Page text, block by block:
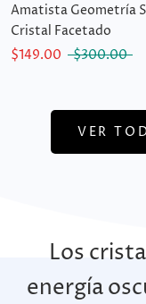
Amatista Geometría
Cristal Facetado
$149.00
$300.00
VER
Los
energía